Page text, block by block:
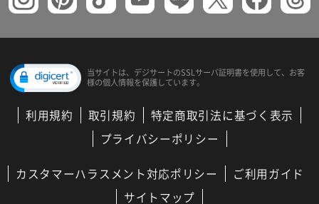
当サイトは、デジサートのSSLサーバ証明書を使用して、 お客
様の個人情報を保護しています。
利用規約 取引規約
特定商取引法に基づく表示
プライバシーポリシー
カスタマーハラスメント対応ポリシー
ご利用ガイド
サイトマップ